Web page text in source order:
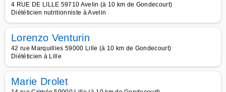
4 RUE DE LILLE 59710 Avelin (à 10 km de Gondecourt)
Diététicien nutritionniste à Avelin
Lorenzo Venturin
42 rue Marquillies 59000 Lille (à 10 km de Gondecourt)
Diététicien à Lille
Marie Drolet